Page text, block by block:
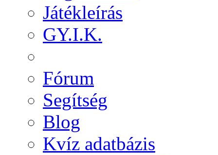
Játékleírás
GY.I.K.
Fórum
Segítség
Blog
Kvíz adatbázis